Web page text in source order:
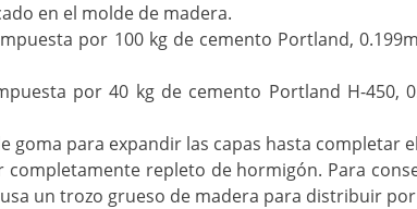
en el molde de madera.
por 100 kg de cemento Portland,
por 40 kg de cemento Portland H-450,
goma para expandir las capas hasta completar
completamente repleto de hormigón. Para
un trozo grueso de madera para distribuir